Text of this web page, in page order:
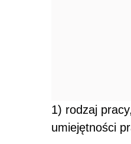
1) rodzaj
umiejętności